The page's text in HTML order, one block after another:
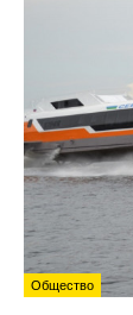
Общество